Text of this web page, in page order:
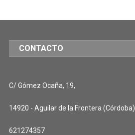
CONTACTO
C/ Gómez Ocaña, 19,
14920 - Aguilar de la Frontera (Córdoba)
621274357